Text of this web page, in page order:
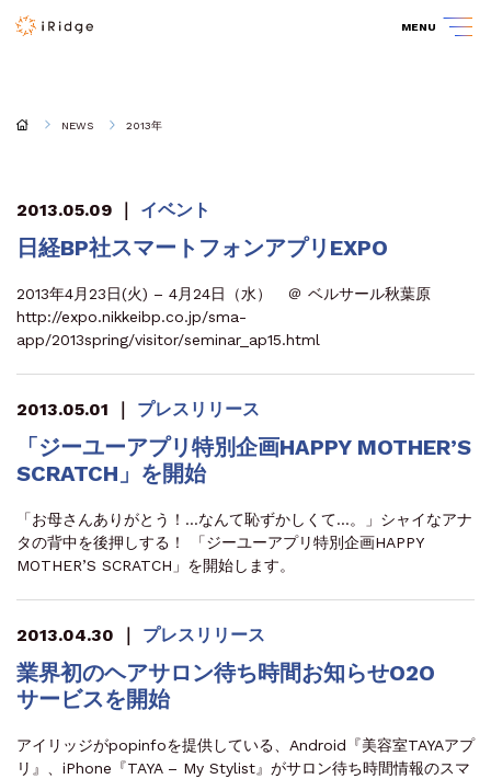
MENU
NEWS 2013年
2013.05.09 ｜ イベント
日経BP社スマートフォンアプリEXPO
2013年4月23日(火) – 4月24日（水） ＠ ベルサール秋葉原
http://expo.nikkeibp.co.jp/sma-
app/2013spring/visitor/seminar_ap15.html
2013.05.01 ｜ プレスリリース
「ジーユーアプリ特別企画HAPPY MOTHER’S
SCRATCH」を開始
「お母さんありがとう！…なんて恥ずかしくて…。」シャイなアナ
タの背中を後押しする！ 「ジーユーアプリ特別企画HAPPY
MOTHER’S SCRATCH」を開始します。
2013.04.30 ｜ プレスリリース
業界初のヘアサロン待ち時間お知らせO2O
サービスを開始
アイリッジがpopinfoを提供している、Android『美容室TAYAアプ
リ』、iPhone『TAYA – My Stylist』がサロン待ち時間情報のスマ